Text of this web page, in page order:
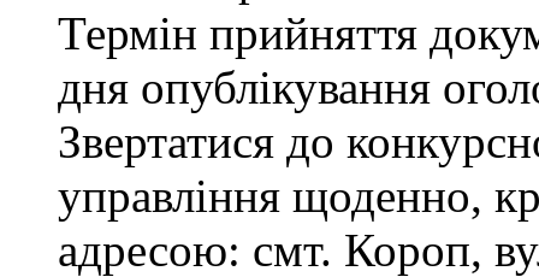
Термін прийняття
дня опублікування
Звертатися до
управління щоденно,
адресою: смт. Короп,